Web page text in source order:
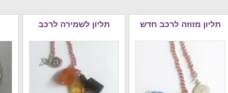
תליון מזוזה לרכב חדש תליון לשמירה לרכב